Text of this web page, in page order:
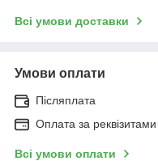
Всі умови доставки
Умови оплати
Післяплата
Оплата за реквізитами
Всі умови оплати